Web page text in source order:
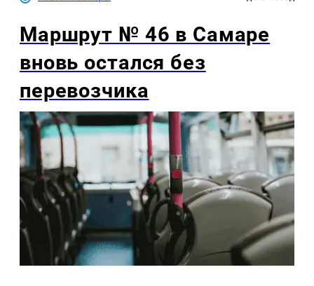
Маршрут № 46 в Самаре
вновь остался без
перевозчика